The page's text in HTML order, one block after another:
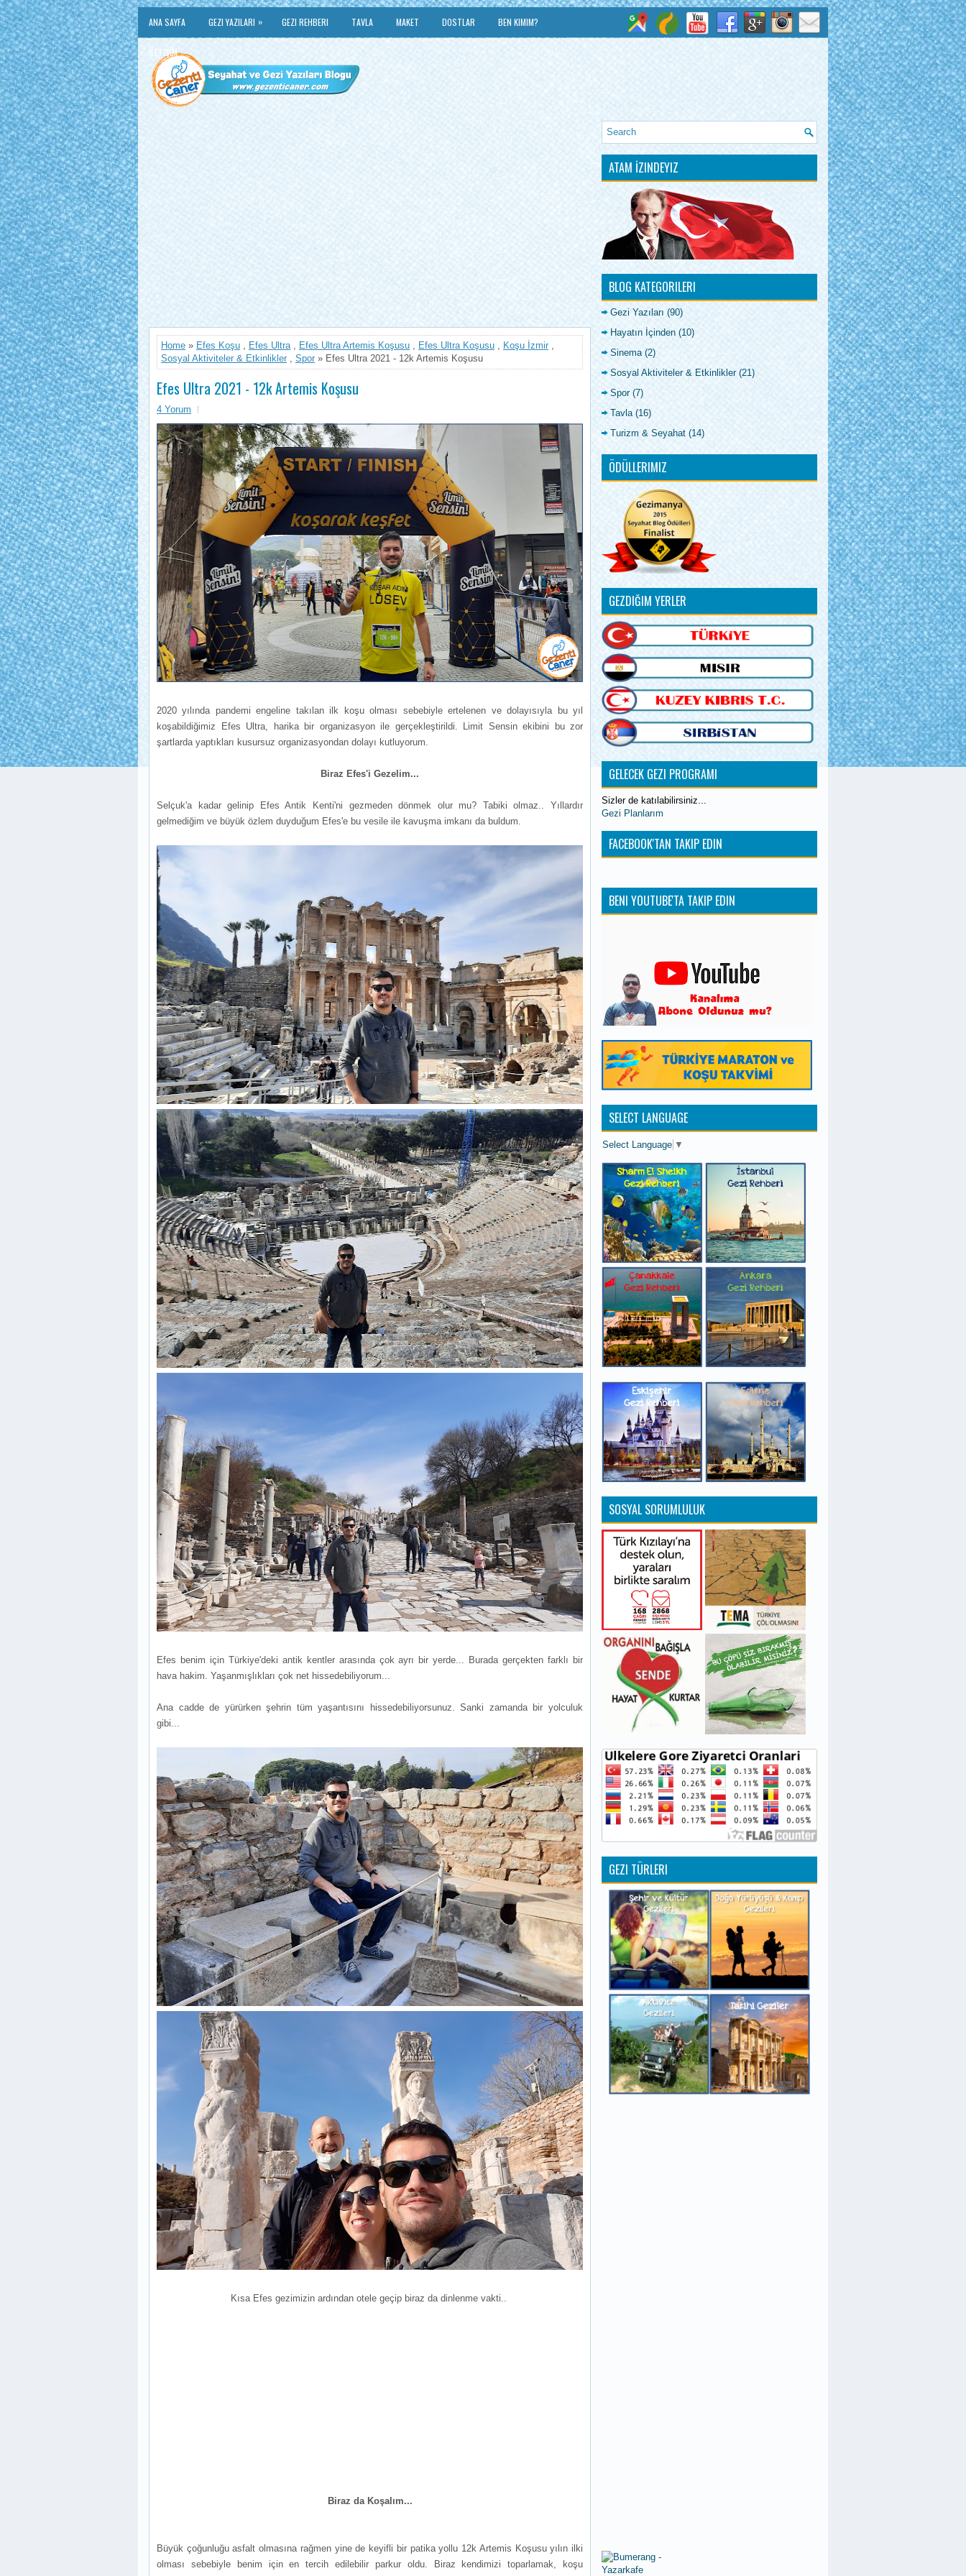
ANA SAYFA GEZI YAZILARI » GEZI REHBERI TAVLA MAKET DOSTLAR BEN KIMIM?
İLETIŞIM
Home » Efes Koşu , Efes Ultra, Efes Ultra Artemis Koşusu , Efes Ultra Koşusu , Koşu İzmir ,
Sosyal Aktiviteler & Etkinlikler , Spor » Efes Ultra 2021 - 12k Artemis Koşusu
Efes Ultra 2021 - 12k Artemis Koşusu
4 Yorum
2020 yılında pandemi engeline takılan ilk koşu olması sebebiyle ertelenen ve dolayısıyla bu yıl
koşabildiğimiz Efes Ultra, harika bir organizasyon ile gerçekleştirildi. Limit Sensin ekibini bu zor
şartlarda yaptıkları kusursuz organizasyondan dolayı kutluyorum.
Biraz Efes'i Gezelim...
Selçuk'a kadar gelinip Efes Antik Kenti'ni gezmeden dönmek olur mu? Tabiki olmaz.. Yıllardır
gelmediğim ve büyük özlem duyduğum Efes'e bu vesile ile kavuşma imkanı da buldum.
Efes benim için Türkiye'deki antik kentler arasında çok ayrı bir yerde... Burada gerçekten farklı bir
hava hakim. Yaşanmışlıkları çok net hissedebiliyorum...
Ana cadde de yürürken şehrin tüm yaşantısını hissedebiliyorsunuz. Sanki zamanda bir yolculuk
gibi...
Kısa Efes gezimizin ardından otele geçip biraz da dinlenme vakti..
Biraz da Koşalım...
Büyük çoğunluğu asfalt olmasına rağmen yine de keyifli bir patika yollu 12k Artemis Koşusu yılın ilki
olması sebebiyle benim için en tercih edilebilir parkur oldu. Biraz kendimizi toparlamak, koşu
ATAM İZINDEYIZ
BLOG KATEGORILERI
Gezi Yazıları (90)
Hayatın İçinden (10)
Sinema (2)
Sosyal Aktiviteler & Etkinlikler (21)
Spor (7)
Tavla (16)
Turizm & Seyahat (14)
ÖDÜLLERIMIZ
GEZDIĞIM YERLER
GELECEK GEZI PROGRAMI
Sizler de katılabilirsiniz...
Gezi Planlarım
FACEBOOK'TAN TAKIP EDIN
BENI YOUTUBE'TA TAKIP EDIN
SELECT LANGUAGE
Select Language ▼
SOSYAL SORUMLULUK
GEZI TÜRLERI